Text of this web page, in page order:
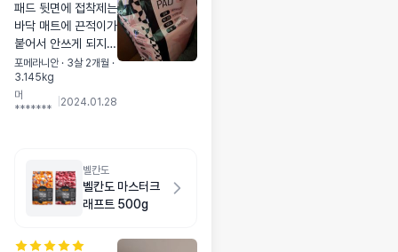
패드 뒷면에 접착제는
바닥 매트에 끈적이가
붙어서 안쓰게 되지만
그래도 잘쓰고있어요
흡수력도 나쁘지않고
좋아요!
포메라니안 · 3살 2개월 ·
3.145kg
머
*******
2024.01.28
벨칸도
벨칸도 마스터크
래프트 500g